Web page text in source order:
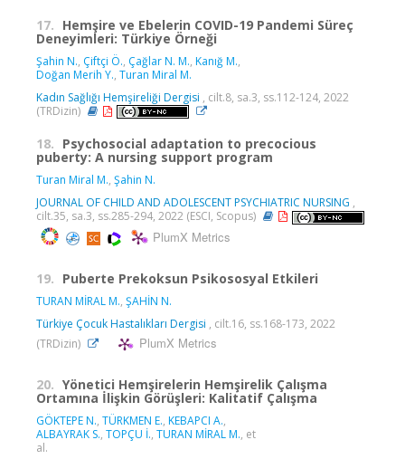
17. Hemşire ve Ebelerin COVID-19 Pandemi Süreç
Deneyimleri: Türkiye Örneği
Şahin N., Çiftçi Ö., Çağlar N. M., Kanığ M.,
Doğan Merih Y., Turan Miral M.
Kadın Sağlığı Hemşireliği Dergisi , cilt.8, sa.3, ss.112-124, 2022
(TRDizin)
18. Psychosocial adaptation to precocious
puberty: A nursing support program
Turan Miral M., Şahin N.
JOURNAL OF CHILD AND ADOLESCENT PSYCHIATRIC NURSING ,
cilt.35, sa.3, ss.285-294, 2022 (ESCI, Scopus)
PlumX Metrics
19. Puberte Prekoksun Psikososyal Etkileri
TURAN MİRAL M., ŞAHİN N.
Türkiye Çocuk Hastalıkları Dergisi , cilt.16, ss.168-173, 2022
(TRDizin)
PlumX Metrics
20. Yönetici Hemşirelerin Hemşirelik Çalışma
Ortamına İlişkin Görüşleri: Kalitatif Çalışma
GÖKTEPE N., TÜRKMEN E., KEBAPCI A.,
ALBAYRAK S., TOPÇU İ., TURAN MİRAL M., et
al.